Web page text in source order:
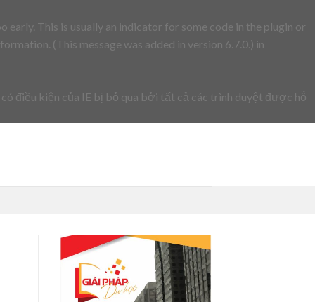
early. This is usually an indicator for some code in the plugin or
(This message was added in version 6.7.0.) in
điều kiện của IE bị bỏ qua bởi tất cả các trình duyệt được hỗ